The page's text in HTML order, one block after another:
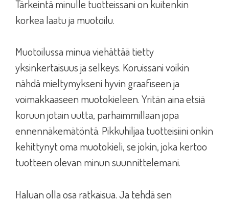
Tärkeintä minulle tuotteissani on kuitenkin
korkea laatu ja muotoilu.
Muotoilussa minua viehättää tietty
yksinkertaisuus ja selkeys. Koruissani voikin
nähdä mieltymykseni hyvin graafiseen ja
voimakkaaseen muotokieleen. Yritän aina etsiä
koruun jotain uutta, parhaimmillaan jopa
ennennäkemätöntä. Pikkuhiljaa tuotteisiini onkin
kehittynyt oma muotokieli, se jokin, joka kertoo
tuotteen olevan minun suunnittelemani.
Haluan olla osa ratkaisua. Ja tehdä sen